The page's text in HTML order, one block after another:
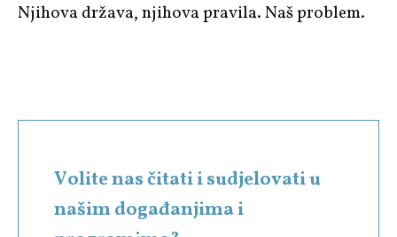
Njihova država, njihova pravila. Naš problem.
Volite nas čitati i sudjelovati u
našim događanjima i